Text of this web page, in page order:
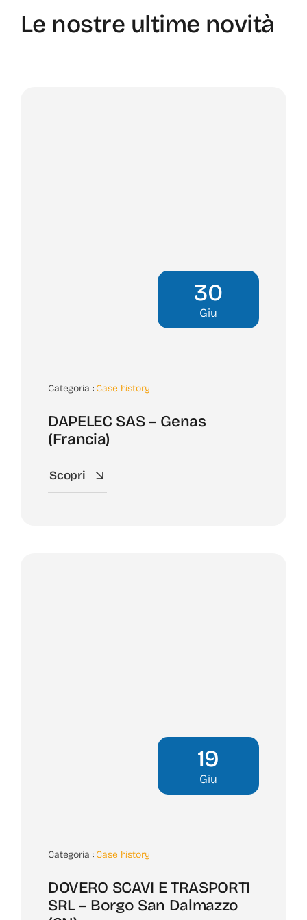
Le nostre ultime novità
30
Giu
Categoria : Case history
DAPELEC SAS – Genas
(Francia)
Scopri
19
Giu
Categoria : Case history
DOVERO SCAVI E TRASPORTI
SRL – Borgo San Dalmazzo